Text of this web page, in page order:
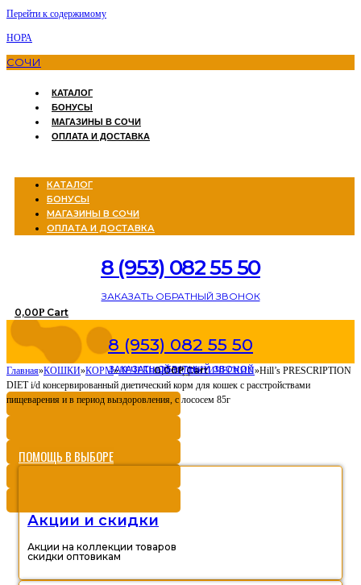
Перейти к содержимому
НОРА
СОЧИ
КАТАЛОГ
БОНУСЫ
МАГАЗИНЫ В СОЧИ
ОПЛАТА И ДОСТАВКА
КАТАЛОГ
БОНУСЫ
МАГАЗИНЫ В СОЧИ
ОПЛАТА И ДОСТАВКА
8 (953) 082 55 50
ЗАКАЗАТЬ ОБРАТНЫЙ ЗВОНОК
0,00Р Cart
8 (953) 082 55 50
ЗАКАЗАТЬ ОБРАТНЫЙ ЗВОНОК
0,00Р Cart
Главная»КОШКИ»КОРМ»ЛЕЧЕБНЫЙ И ДИЕТИЧЕСКИЙ»Hill’s PRESCRIPTION
DIET i/d консервированный диетический корм для кошек с расстройствами
пищеварения и в период выздоровления, с лососем 85г
ПОМОЩЬ В ВЫБОРЕ
Акции и скидки
Акции на коллекции товаров
скидки оптовикам